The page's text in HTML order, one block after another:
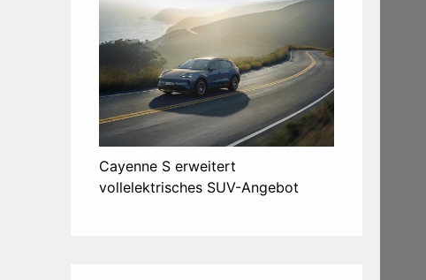
Cayenne S erweitert
vollelektrisches SUV-Angebot